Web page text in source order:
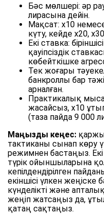
Бәс мөлшері: әр
лирасына дейін.
Мақсат: x10
күту, кейде x20,
Екі ставка:
қауіпсіздік
көбейткішке
Тек жоғары
банкроллы бар
арналған.
Практикалық
жасайсыз, x10
(таза пайда 9 000
Маңызды кеңес:
тактиканы сынап көру
режимнен бастаңыз. Екі
түрік ойыншыларына
кепілдендірілген
екіншісі үлкен жеңіске
күнделікті және
жеңіп жатсаңыз да,
қатаң сақтаңыз.